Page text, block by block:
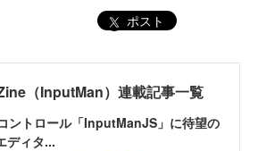
ポスト
（InputMan）連載記事一覧
ントロール「InputManJS」に待望の
ディタ...